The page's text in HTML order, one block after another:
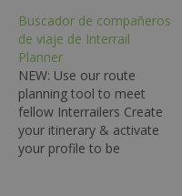
Buscador de compañeros
de viaje de Interrail
Planner
NEW: Use our route
planning tool to meet
fellow Interrailers Create
your itinerary & activate
your profile to be